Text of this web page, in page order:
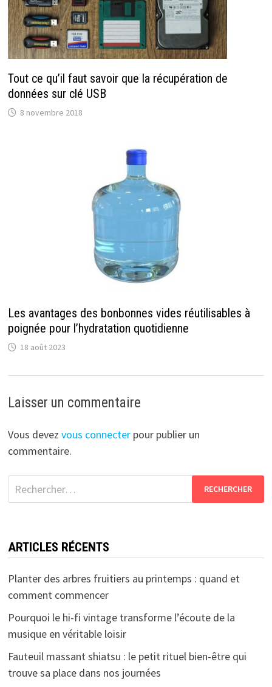
Tout ce qu’il faut savoir que la récupération de
données sur clé USB
8 novembre 2018
Les avantages des bonbonnes vides réutilisables à
poignée pour l’hydratation quotidienne
18 août 2023
Laisser un commentaire
Vous devez vous connecterpour publier un
commentaire.
Rechercher :
ARTICLES RÉCENTS
Planter des arbres fruitiers au printemps : quand et
comment commencer
Pourquoi le hi-fi vintage transforme l’écoute de la
musique en véritable loisir
Fauteuil massant shiatsu : le petit rituel bien-être qui
trouve sa place dans nos journées